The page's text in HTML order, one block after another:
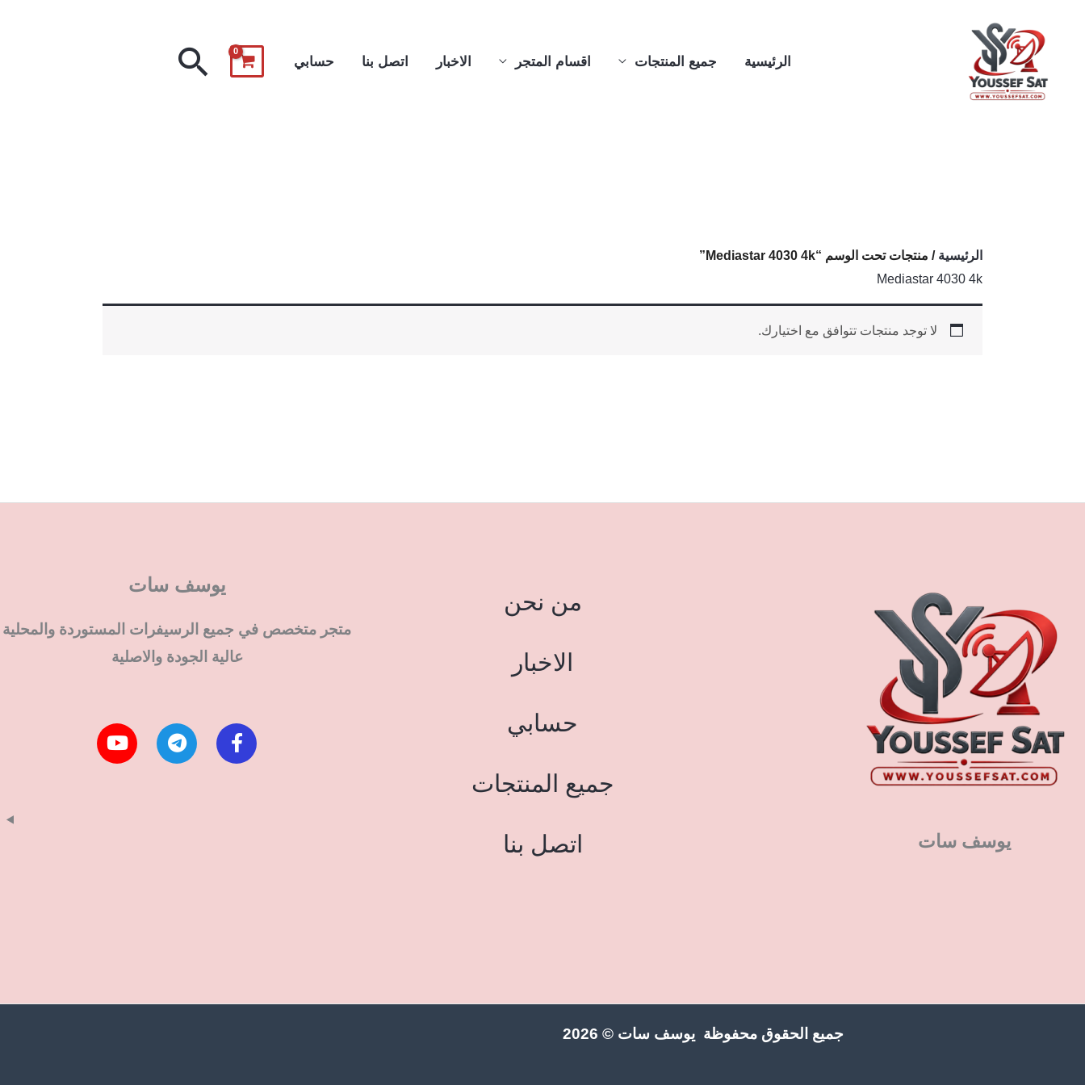
الرئيسية جميع المنتجات اقسام المتجر الاخبار اتصل بنا حسابي البحث
الرئيسية / منتجات تحت الوسم “Mediastar 4030 4k”
Mediastar 4030 4k
لا توجد منتجات تتوافق مع اختيارك.
يوسف سات
من نحن
الاخبار
حسابي
جميع المنتجات
اتصل بنا
يوسف سات
متجر متخصص في جميع الرسيفرات المستوردة والمحلية
عالية الجودة والاصلية
جميع الحقوق محفوظة يوسف سات © 2026